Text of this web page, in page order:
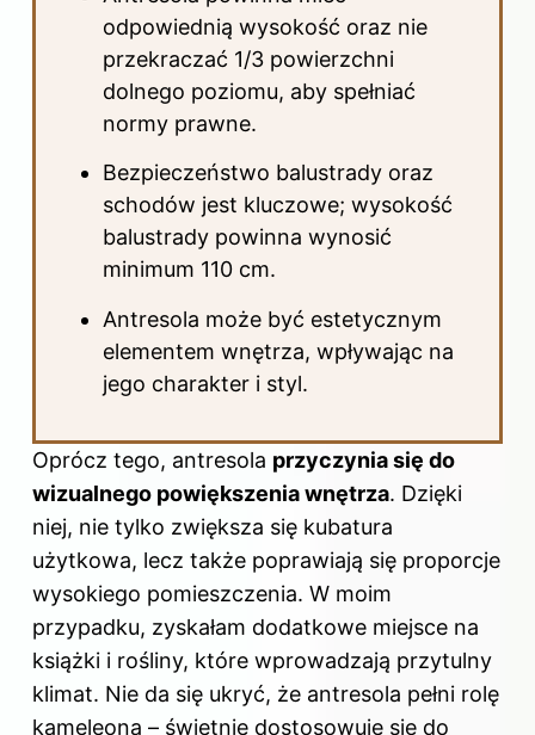
odpowiednią wysokość oraz nie
przekraczać 1/3 powierzchni
dolnego poziomu, aby spełniać
normy prawne.
Bezpieczeństwo balustrady oraz
schodów jest kluczowe; wysokość
balustrady powinna wynosić
minimum 110 cm.
Antresola może być estetycznym
elementem wnętrza, wpływając na
jego charakter i styl.
Oprócz tego, antresola przyczynia się do
wizualnego powiększenia wnętrza. Dzięki
niej, nie tylko zwiększa się kubatura
użytkowa, lecz także poprawiają się proporcje
wysokiego pomieszczenia. W moim
przypadku, zyskałam dodatkowe miejsce na
książki i rośliny, które wprowadzają przytulny
klimat. Nie da się ukryć, że antresola pełni rolę
kameleona – świetnie dostosowuje się do